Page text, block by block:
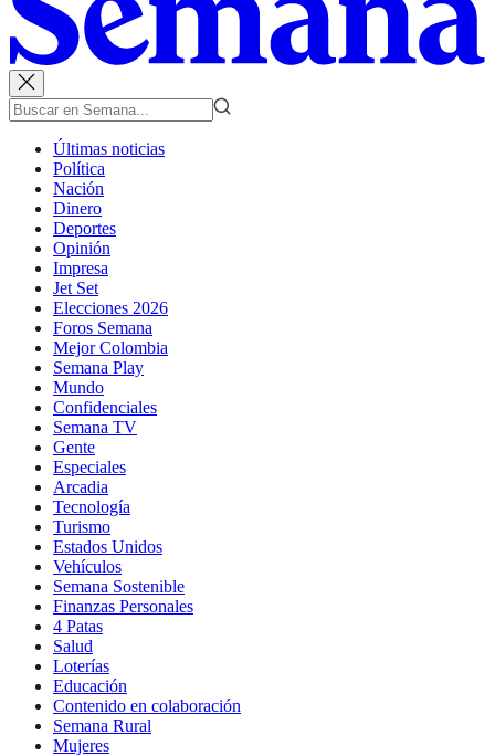
Últimas noticias
Política
Nación
Dinero
Deportes
Opinión
Impresa
Jet Set
Elecciones 2026
Foros Semana
Mejor Colombia
Semana Play
Mundo
Confidenciales
Semana TV
Gente
Especiales
Arcadia
Tecnología
Turismo
Estados Unidos
Vehículos
Semana Sostenible
Finanzas Personales
4 Patas
Salud
Loterías
Educación
Contenido en colaboración
Semana Rural
Mujeres